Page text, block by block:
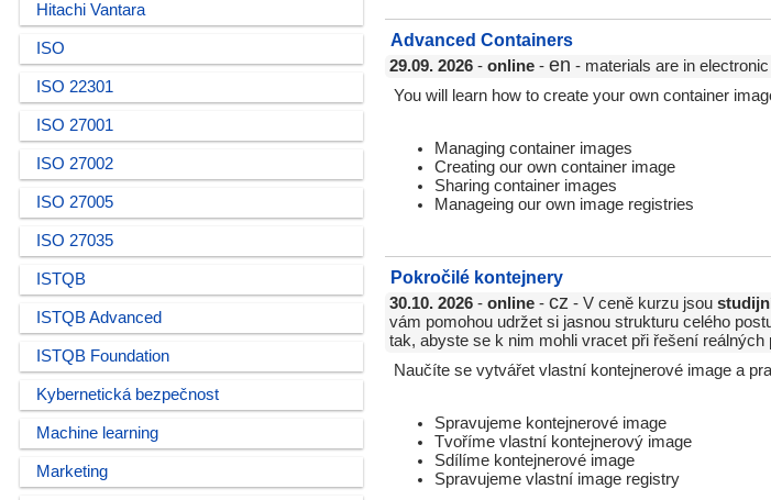
Hitachi Vantara
ISO
ISO 22301
ISO 27001
ISO 27002
ISO 27005
ISO 27035
ISTQB
ISTQB Advanced
ISTQB Foundation
Kybernetická bezpečnost
Machine learning
Marketing
Advanced Containers
29.09. 2026 - online - en - materials are in
You will learn how to create your own container
Managing container images
Creating our own container image
Sharing container images
Manageing our own image registries
Pokročilé kontejnery
30.10. 2026 - online - cz - V ceně kurzu jsou
vám pomohou udržet si jasnou strukturu celého
tak, abyste se k nim mohli vracet při řešení reálných
Naučíte se vytvářet vlastní kontejnerové image a
Spravujeme kontejnerové image
Tvoříme vlastní kontejnerový image
Sdílíme kontejnerové image
Spravujeme vlastní image registry